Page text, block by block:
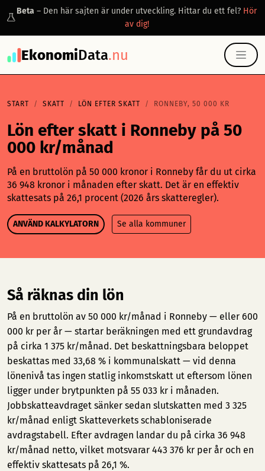
Beta – Den här sajten är under utveckling. Hittar du ett fel? Hör
av dig!
EkonomiData.nu
START SKATT LÖN EFTER SKATT RONNEBY, 50 000 KR
Lön efter skatt i Ronneby på 50
000 kr/månad
På en bruttolön på 50 000 kronor i Ronneby får du ut cirka
36 948 kronor i månaden efter skatt. Det är en effektiv
skattesats på 26,1 procent (2026 års skatteregler).
ANVÄND KALKYLATORN Se alla kommuner
Så räknas din lön
På en bruttolön av 50 000 kr/månad i Ronneby — eller 600
000 kr per år — startar beräkningen med ett grundavdrag
på cirka 1 375 kr/månad. Det beskattningsbara beloppet
beskattas med 33,68 % i kommunalskatt — vid denna
lönenivå tas ingen statlig inkomstskatt ut eftersom lönen
ligger under brytpunkten på 55 033 kr i månaden.
Jobbskatteavdraget sänker sedan slutskatten med 3 325
kr/månad enligt Skatteverkets schabloniserade
avdragstabell. Efter avdragen landar du på cirka 36 948
kr/månad netto, vilket motsvarar 443 376 kr per år och en
effektiv skattesats på 26,1 %.